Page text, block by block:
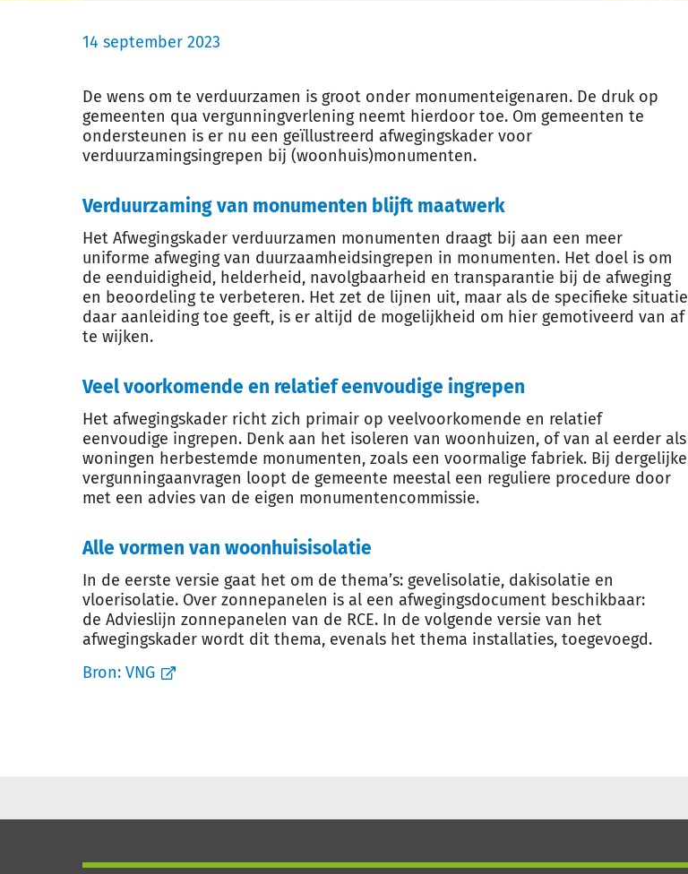
14 september 2023
De wens om te verduurzamen is groot onder monumenteigenaren. De druk op
gemeenten qua vergunningverlening neemt hierdoor toe. Om gemeenten te
ondersteunen is er nu een geïllustreerd afwegingskader voor
verduurzamingsingrepen bij (woonhuis)monumenten.
Verduurzaming van monumenten blijft maatwerk
Het Afwegingskader verduurzamen monumenten draagt bij aan een meer
uniforme afweging van duurzaamheidsingrepen in monumenten. Het doel is om
de eenduidigheid, helderheid, navolgbaarheid en transparantie bij de afweging
en beoordeling te verbeteren. Het zet de lijnen uit, maar als de specifieke situatie
daar aanleiding toe geeft, is er altijd de mogelijkheid om hier gemotiveerd van af
te wijken.
Veel voorkomende en relatief eenvoudige ingrepen
Het afwegingskader richt zich primair op veelvoorkomende en relatief
eenvoudige ingrepen. Denk aan het isoleren van woonhuizen, of van al eerder als
woningen herbestemde monumenten, zoals een voormalige fabriek. Bij dergelijke
vergunningaanvragen loopt de gemeente meestal een reguliere procedure door
met een advies van de eigen monumentencommissie.
Alle vormen van woonhuisisolatie
In de eerste versie gaat het om de thema’s: gevelisolatie, dakisolatie en
vloerisolatie. Over zonnepanelen is al een afwegingsdocument beschikbaar:
de Advieslijn zonnepanelen van de RCE. In de volgende versie van het
afwegingskader wordt dit thema, evenals het thema installaties, toegevoegd.
Bron: VNG